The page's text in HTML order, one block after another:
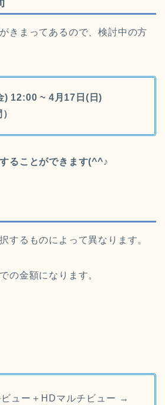
きまってあるので、検討中の方
) 12:00 ~ 4月17日(日)
ることができます(^^♪
するものによって異なります。
の金額になります。
ビュー＋HDマルチビュー →